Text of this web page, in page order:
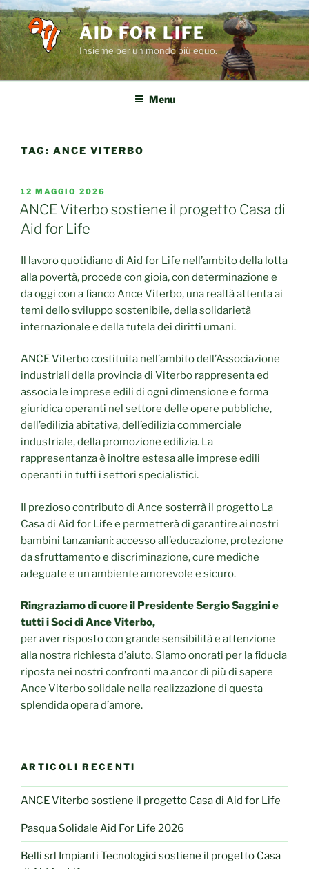
Salta
al
contenuto
AID FOR LIFE
Insieme per un mondo più equo.
Menu
TAG: ANCE VITERBO
PUBBLICATO
IL
12 MAGGIO 2026
ANCE Viterbo sostiene il progetto Casa di
Aid for Life
Il lavoro quotidiano di Aid for Life nell’ambito della lotta
alla povertà, procede con gioia, con determinazione e
da oggi con a fianco Ance Viterbo, una realtà attenta ai
temi dello sviluppo sostenibile, della solidarietà
internazionale e della tutela dei diritti umani.
ANCE Viterbo costituita nell’ambito dell’Associazione
industriali della provincia di Viterbo rappresenta ed
associa le imprese edili di ogni dimensione e forma
giuridica operanti nel settore delle opere pubbliche,
dell’edilizia abitativa, dell’edilizia commerciale
industriale, della promozione edilizia. La
rappresentanza è inoltre estesa alle imprese edili
operanti in tutti i settori specialistici.
Il prezioso contributo di Ance sosterrà il progetto La
Casa di Aid for Life e permetterà di garantire ai nostri
bambini tanzaniani: accesso all’educazione, protezione
da sfruttamento e discriminazione, cure mediche
adeguate e un ambiente amorevole e sicuro.
Ringraziamo di cuore il Presidente Sergio Saggini e
tutti i Soci di Ance Viterbo,
per aver risposto con grande sensibilità e attenzione
alla nostra richiesta d’aiuto. Siamo onorati per la fiducia
riposta nei nostri confronti ma ancor di più di sapere
Ance Viterbo solidale nella realizzazione di questa
splendida opera d’amore.
ARTICOLI RECENTI
ANCE Viterbo sostiene il progetto Casa di Aid for Life
Pasqua Solidale Aid For Life 2026
Belli srl Impianti Tecnologici sostiene il progetto Casa